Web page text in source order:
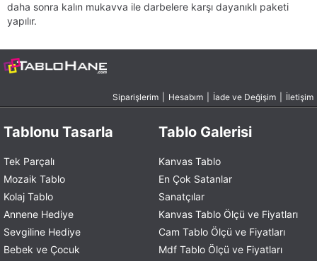
daha sonra kalın mukavva ile darbelere karşı dayanıklı paketi
yapılır.
Siparişlerim Hesabım İade ve Değişim İletişim
Tablonu Tasarla
Tek Parçalı
Mozaik Tablo
Kolaj Tablo
Annene Hediye
Sevgiline Hediye
Bebek ve Çocuk
Tablo Galerisi
Kanvas Tablo
En Çok Satanlar
Sanatçılar
Kanvas Tablo Ölçü ve Fiyatları
Cam Tablo Ölçü ve Fiyatları
Mdf Tablo Ölçü ve Fiyatları